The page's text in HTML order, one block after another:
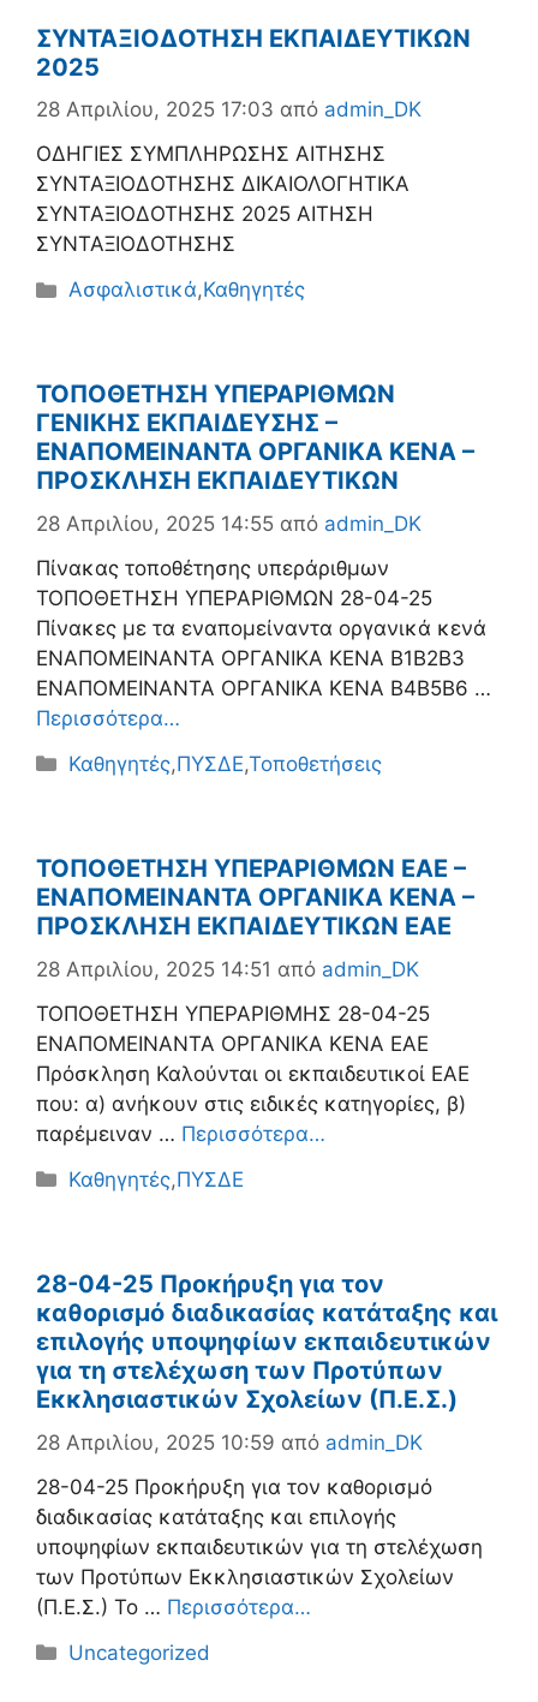
ΣΥΝΤΑΞΙΟΔΟΤΗΣΗ ΕΚΠΑΙΔΕΥΤΙΚΩΝ
2025
28 Απριλίου, 2025 17:03 από admin_DK
ΟΔΗΓΙΕΣ ΣΥΜΠΛΗΡΩΣΗΣ ΑΙΤΗΣΗΣ
ΣΥΝΤΑΞΙΟΔΟΤΗΣΗΣ ΔΙΚΑΙΟΛΟΓΗΤΙΚΑ
ΣΥΝΤΑΞΙΟΔΟΤΗΣΗΣ 2025 ΑΙΤΗΣΗ
ΣΥΝΤΑΞΙΟΔΟΤΗΣΗΣ
Κατηγορίες
Ασφαλιστικά,Καθηγητές
ΤΟΠΟΘΕΤΗΣΗ ΥΠΕΡΑΡΙΘΜΩΝ
ΓΕΝΙΚΗΣ ΕΚΠΑΙΔΕΥΣΗΣ –
ΕΝΑΠΟΜΕΙΝΑΝΤΑ ΟΡΓΑΝΙΚΑ ΚΕΝΑ –
ΠΡΟΣΚΛΗΣΗ ΕΚΠΑΙΔΕΥΤΙΚΩΝ
28 Απριλίου, 2025 14:55 από admin_DK
Πίνακας τοποθέτησης υπεράριθμων
ΤΟΠΟΘΕΤΗΣΗ ΥΠΕΡΑΡΙΘΜΩΝ 28-04-25
Πίνακες με τα εναπομείναντα οργανικά κενά
ΕΝΑΠΟΜΕΙΝΑΝΤΑ ΟΡΓΑΝΙΚΑ ΚΕΝΑ B1B2B3
ΕΝΑΠΟΜΕΙΝΑΝΤΑ ΟΡΓΑΝΙΚΑ ΚΕΝΑ Β4Β5Β6 …
Περισσότερα…
Κατηγορίες
Καθηγητές,ΠΥΣΔΕ,Τοποθετήσεις
ΤΟΠΟΘΕΤΗΣΗ ΥΠΕΡΑΡΙΘΜΩΝ ΕΑΕ –
ΕΝΑΠΟΜΕΙΝΑΝΤΑ ΟΡΓΑΝΙΚΑ ΚΕΝΑ –
ΠΡΟΣΚΛΗΣΗ ΕΚΠΑΙΔΕΥΤΙΚΩΝ ΕΑΕ
28 Απριλίου, 2025 14:51 από admin_DK
ΤΟΠΟΘΕΤΗΣΗ ΥΠΕΡΑΡΙΘΜΗΣ 28-04-25
ΕΝΑΠΟΜΕΙΝΑΝΤΑ ΟΡΓΑΝΙΚΑ ΚΕΝΑ ΕΑΕ
Πρόσκληση Καλούνται οι εκπαιδευτικοί ΕΑΕ
που: α) ανήκουν στις ειδικές κατηγορίες, β)
παρέμειναν … Περισσότερα…
Κατηγορίες
Καθηγητές,ΠΥΣΔΕ
28-04-25 Προκήρυξη για τον
καθορισμό διαδικασίας κατάταξης και
επιλογής υποψηφίων εκπαιδευτικών
για τη στελέχωση των Προτύπων
Εκκλησιαστικών Σχολείων (Π.Ε.Σ.)
28 Απριλίου, 2025 10:59 από admin_DK
28-04-25 Προκήρυξη για τον καθορισμό
διαδικασίας κατάταξης και επιλογής
υποψηφίων εκπαιδευτικών για τη στελέχωση
των Προτύπων Εκκλησιαστικών Σχολείων
(Π.Ε.Σ.) Το … Περισσότερα…
Κατηγορίες
Uncategorized